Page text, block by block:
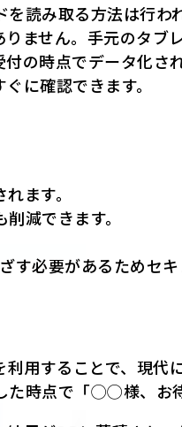
読み取る方法は行わ
ません。手元のタブ
の時点でデータ化さ
に確認できます。
ます。
減できます。
す必要があるためセ
用することで、現
た時点で「◯◯様、お